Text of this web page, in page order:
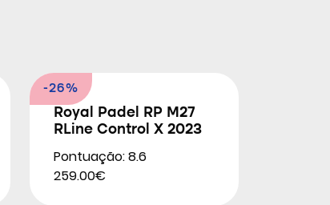
-26%
Royal Padel RP M27
RLine Control X 2023
Pontuação: 8.6
259.00€